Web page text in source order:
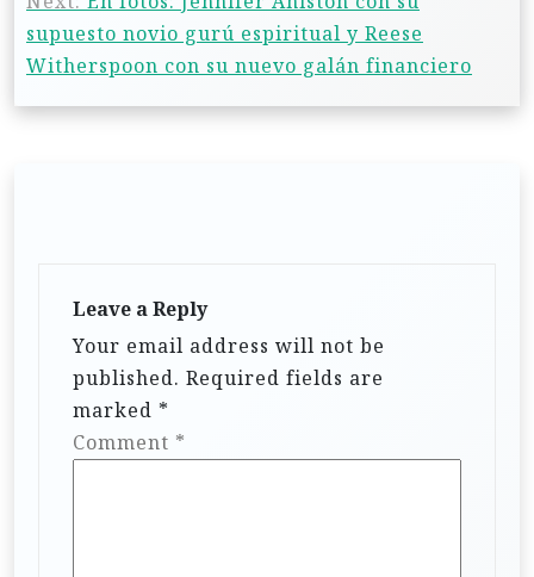
supuesto novio gurú espiritual y Reese
Witherspoon con su nuevo galán financiero
Leave a Reply
Your email address will not be
published. Required fields are
marked *
Comment *